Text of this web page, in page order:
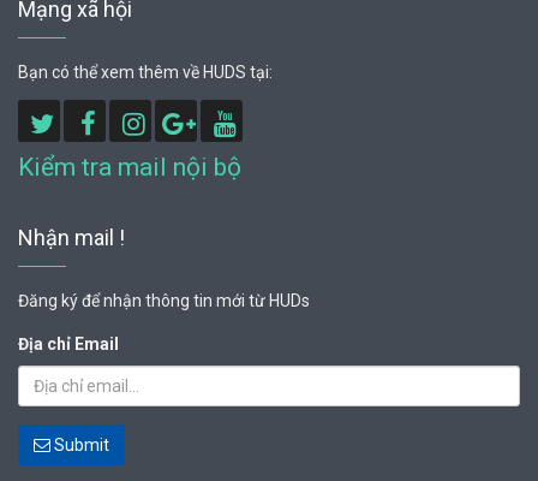
Mạng xã hội
Bạn có thể xem thêm về HUDS tại:
Kiểm tra mail nội bộ
Nhận mail !
Đăng ký để nhận thông tin mới từ HUDs
Địa chỉ Email
Submit